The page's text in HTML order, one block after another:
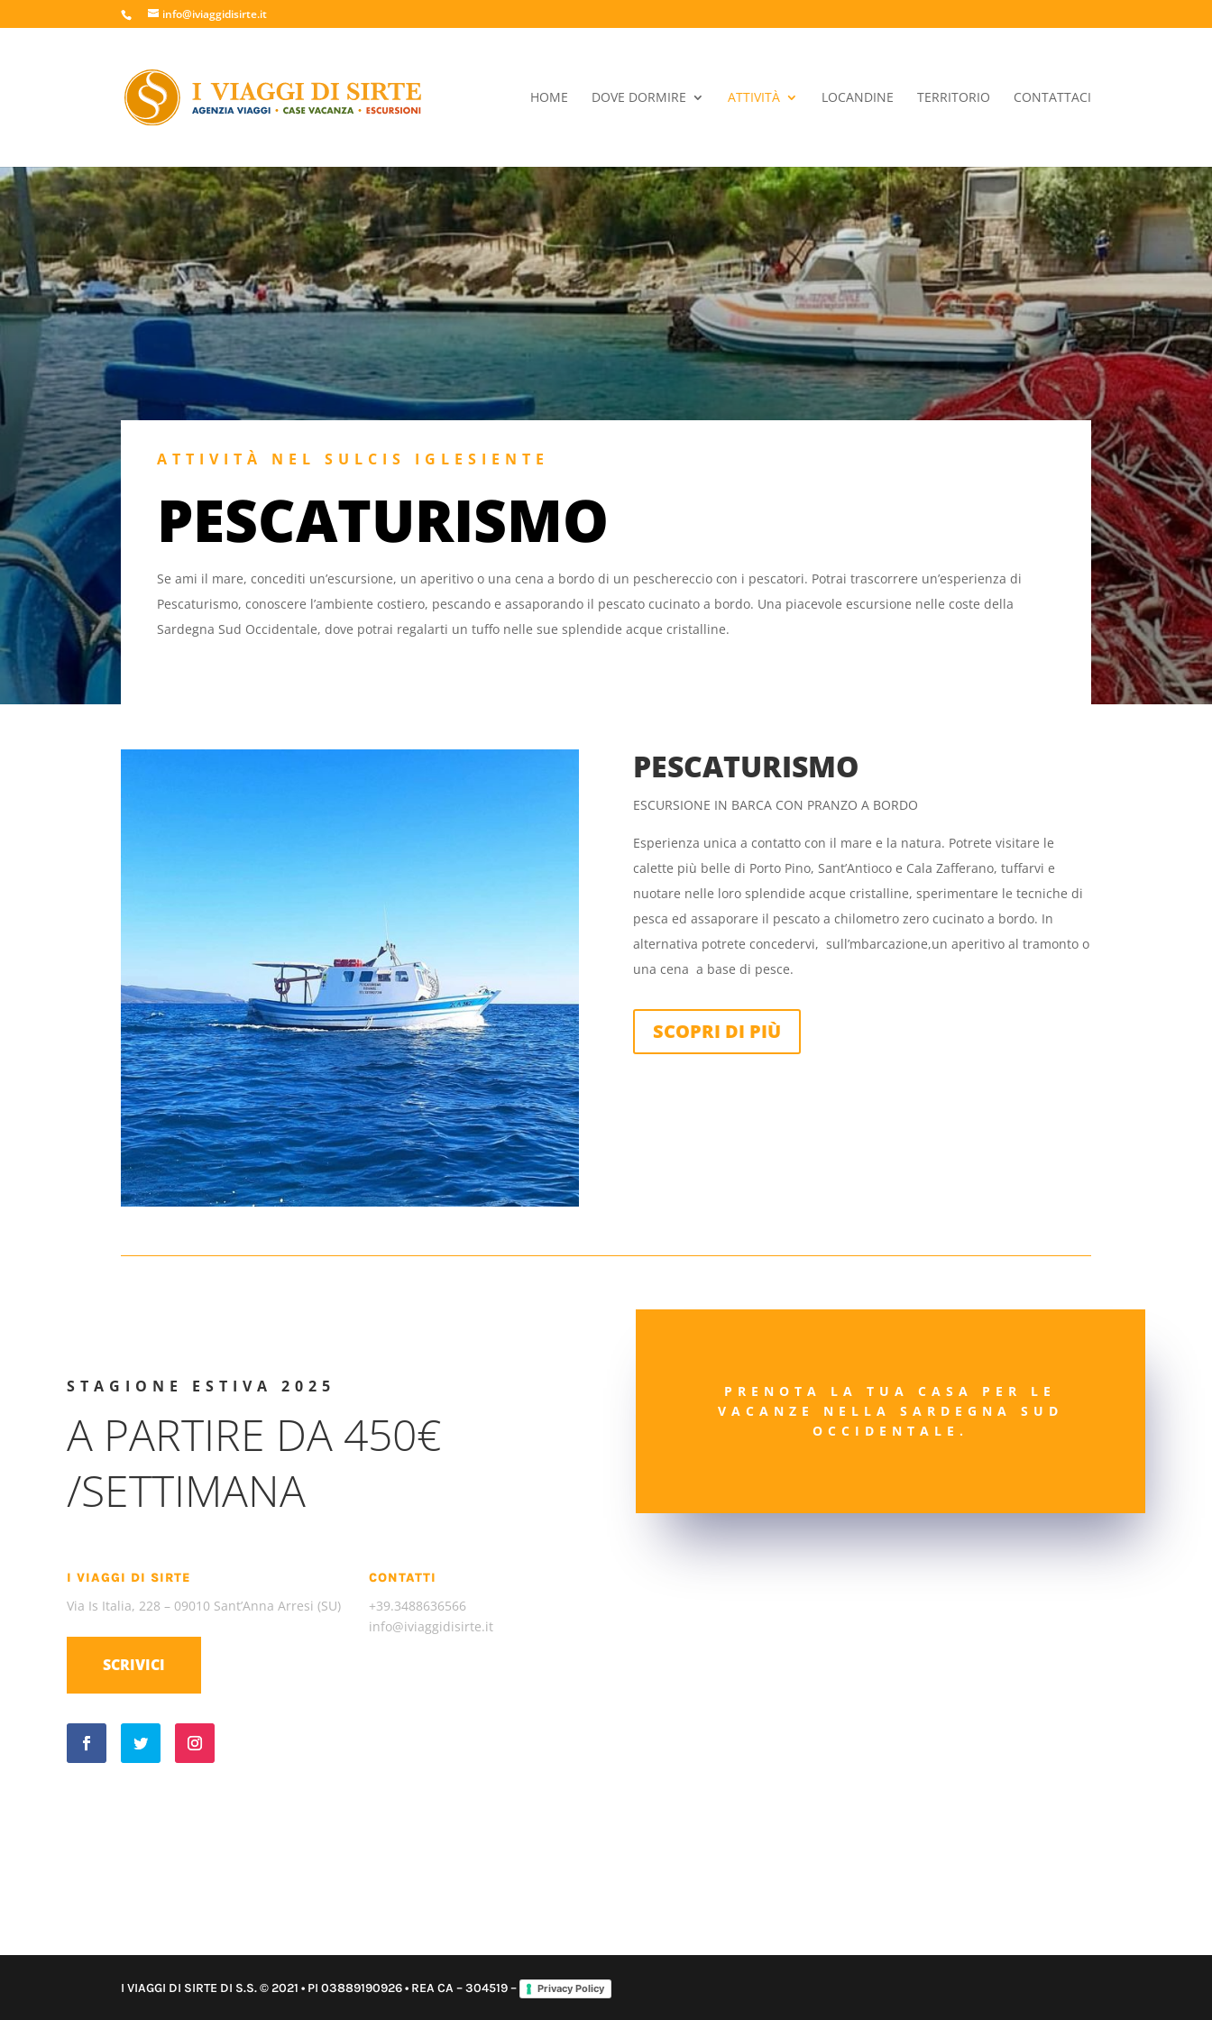
info@iviaggidisirte.it
HOME DOVE DORMIRE ATTIVITÀ LOCANDINE TERRITORIO CONTATTACI
ATTIVITÀ NEL SULCIS IGLESIENTE
PESCATURISMO
Se ami il mare, concediti un’escursione, un aperitivo o una cena a bordo di un peschereccio con i pescatori. Potrai trascorrere un’esperienza di
Pescaturismo, conoscere l’ambiente costiero, pescando e assaporando il pescato cucinato a bordo. Una piacevole escursione nelle coste della
Sardegna Sud Occidentale, dove potrai regalarti un tuffo nelle sue splendide acque cristalline.
PESCATURISMO
ESCURSIONE IN BARCA CON PRANZO A BORDO
Esperienza unica a contatto con il mare e la natura. Potrete visitare le
calette più belle di Porto Pino, Sant’Antioco e Cala Zafferano, tuffarvi e
nuotare nelle loro splendide acque cristalline, sperimentare le tecniche di
pesca ed assaporare il pescato a chilometro zero cucinato a bordo. In
alternativa potrete concedervi, sull’mbarcazione,un aperitivo al tramonto o
una cena a base di pesce.
SCOPRI DI PIÙ
STAGIONE ESTIVA 2025
A PARTIRE DA 450€
/SETTIMANA
I VIAGGI DI SIRTE
Via Is Italia, 228 – 09010 Sant’Anna Arresi (SU)
CONTATTI
+39.3488636566
info@iviaggidisirte.it
SCRIVICI
PRENOTA LA TUA CASA PER LE
VACANZE NELLA SARDEGNA SUD
OCCIDENTALE.
I VIAGGI DI SIRTE DI S.S. © 2021 • PI 03889190926 • REA CA – 304519 – Privacy Policy